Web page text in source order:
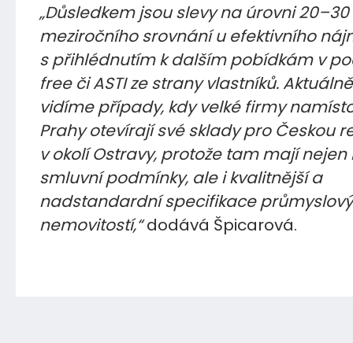
„Důsledkem jsou slevy na úrovni 20–30
meziročního srovnání u efektivního
s přihlédnutím k dalším pobídkám v
free či ASTI ze strany vlastníků.
vidíme případy, kdy velké firmy
Prahy otevírají své sklady pro Českou
v okolí Ostravy, protože tam mají nejen
smluvní podmínky, ale i kvalitnější a
nadstandardní specifikace
nemovitostí,“dodává Špicarová.